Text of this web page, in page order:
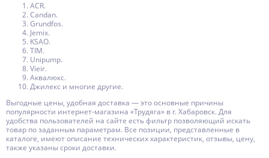
ACR.
Candan.
Grundfos.
Jemix.
KSAO.
TIM.
Unipump.
Vieir.
Аквалюкс.
Джилекс и многие другие.
Выгодные цены, удобная доставка — это основные причины
популярности интернет-магазина «Трудяга» в г. Хабаровск. Для
удобства пользователей на сайте есть фильтр позволяющий искать
товар по заданным параметрам. Все позиции, представленные в
каталоге, имеют описание технических характеристик, отзывы, цену,
также указаны сроки доставки.